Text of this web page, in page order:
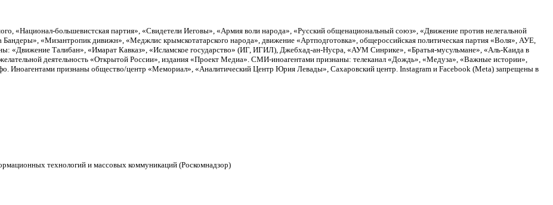
«Национал-большевистская партия», «Свидетели Иеговы», «Армия воли народа», «Русский общенациональный союз», «Движение против нелегальной
«Мизантропик дивижн», «Меджлис крымскотатарского народа», движение «Артподготовка», общероссийская политическая партия «Воля», АУЕ,
«Движение Талибан», «Имарат Кавказ», «Исламское государство» (ИГ, ИГИЛ), Джебхад-ан-Нусра, «АУМ Синрике», «Братья-мусульмане», «Аль-Каида в
деятельность «Открытой России», издания «Проект Медиа». СМИ-иноагентами признаны: телеканал «Дождь», «Медуза», «Важные истории»,
Иноагентами признаны общество/центр «Мемориал», «Аналитический Центр Юрия Левады», Сахаровский центр. Instagram и Facebook (Metа) запрещены в
технологий и массовых коммуникаций (Роскомнадзор)